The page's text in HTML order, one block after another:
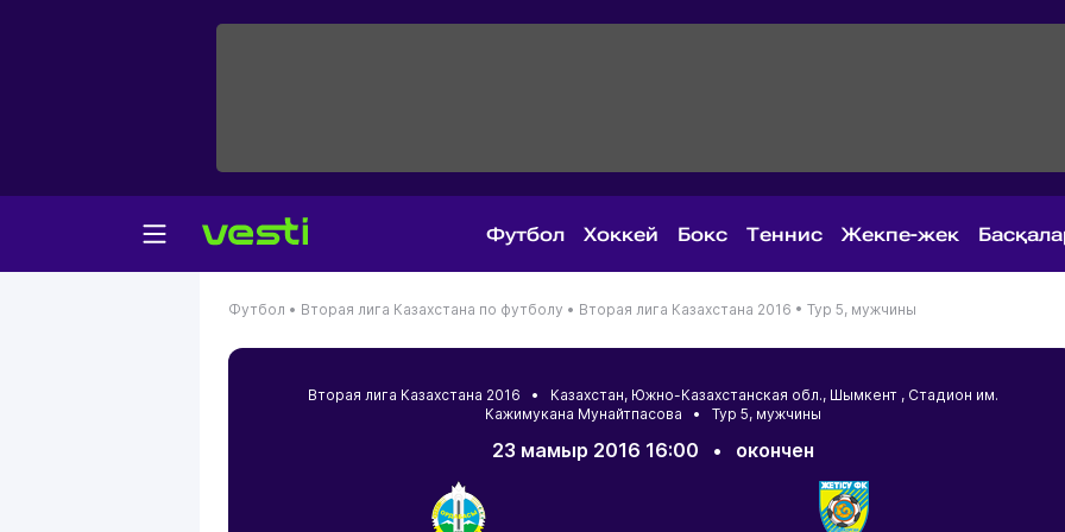
Футбол Хоккей Бокс Теннис Жекпе-жек
Футбол • Вторая лига Казахстана по футболу • Вторая лига Казахстана 2016 • Тур 5, мужчины
Вторая лига Казахстана 2016 • Казахстан, Южно-Казахстанская обл., Шымкент, Стадион им.
Кажимукана Мунайтпасова • Тур 5, мужчины
23 мамыр 2016 16:00 • окончен